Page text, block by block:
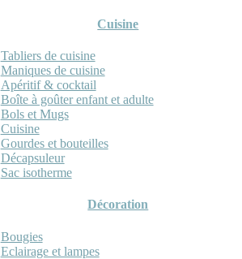
Cuisine
Tabliers de cuisine
Maniques de cuisine
Apéritif & cocktail
Boîte à goûter enfant et adulte
Bols et Mugs
Cuisine
Gourdes et bouteilles
Décapsuleur
Sac isotherme
Décoration
Bougies
Eclairage et lampes